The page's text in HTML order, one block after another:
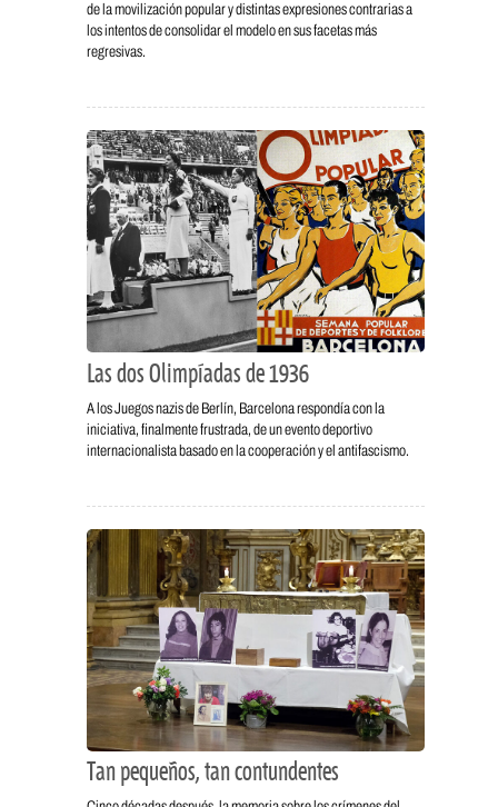
de la movilización popular y distintas expresiones contrarias a
los intentos de consolidar el modelo en sus facetas más
regresivas.
Las dos Olimpíadas de 1936
A los Juegos nazis de Berlín, Barcelona respondía con la
iniciativa, finalmente frustrada, de un evento deportivo
internacionalista basado en la cooperación y el antifascismo.
Tan pequeños, tan contundentes